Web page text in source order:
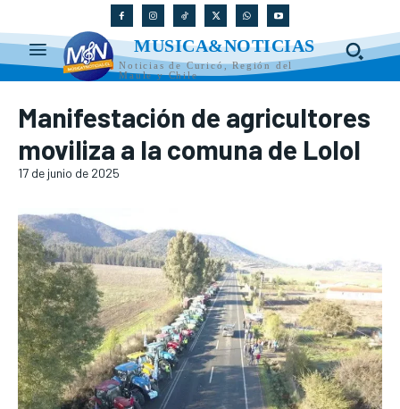
MUSICA&NOTICIAS
Noticias de Curicó, Región del
Maule y Chile
Manifestación de agricultores
moviliza a la comuna de Lolol
17 de junio de 2025